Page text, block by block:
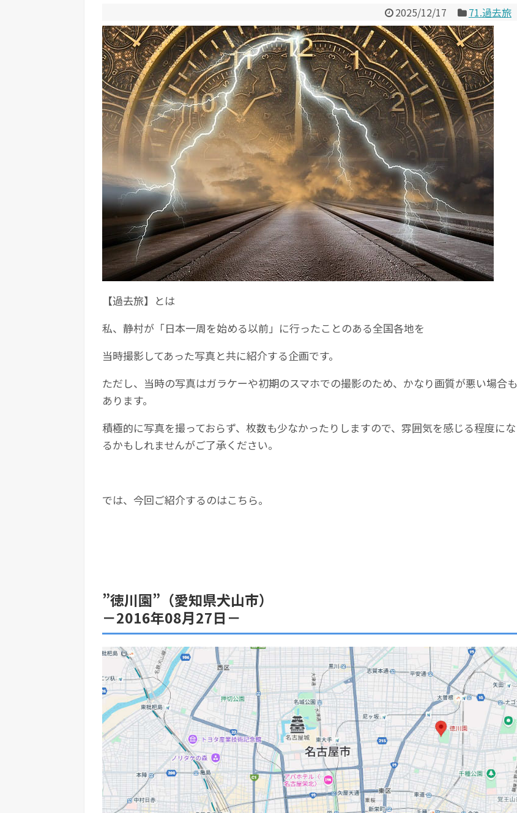
2025/12/17 71.過去旅
【過去旅】とは
私、静村が「日本一周を始める以前」に行ったことのある全国各地を
当時撮影してあった写真と共に紹介する企画です。
ただし、当時の写真はガラケーや初期のスマホでの撮影のため、かなり画質が悪い場合も
あります。
積極的に写真を撮っておらず、枚数も少なかったりしますので、雰囲気を感じる程度にな
るかもしれませんがご了承ください。
では、今回ご紹介するのはこちら。
”徳川園”（愛知県犬山市）
－2016年08月27日－